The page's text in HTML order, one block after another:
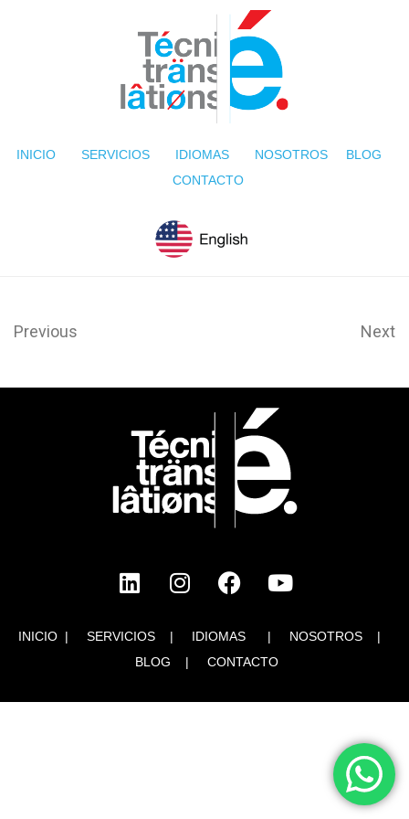
INICIO SERVICIOS IDIOMAS NOSOTROS
BLOG
CONTACTO
Previous Next
INICIO | SERVICIOS| IDIOMAS| NOSOTROS|
BLOG | CONTACTO